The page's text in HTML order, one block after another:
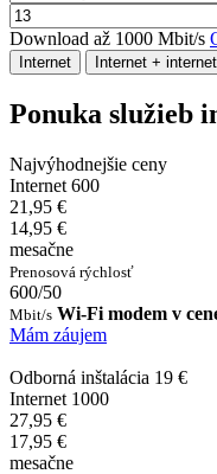
Download až 1000 Mbit/s
Internet Internet +
Ponuka služieb
Najvýhodnejšie ceny
Internet 600
21,95 €
14,95 €
mesačne
Prenosová rýchlosť
600/50
Mbit/s Wi-Fi modem v
Mám záujem
Odborná inštalácia 19 €
Internet 1000
27,95 €
17,95 €
mesačne